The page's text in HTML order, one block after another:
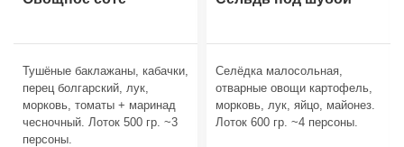
Тушёные баклажаны, кабачки,
перец болгарский, лук,
морковь, томаты + маринад
чесночный. Лоток 500 гр. ~3
персоны.
Селёдка малосольная,
отварные овощи картофель,
морковь, лук, яйцо, майонез.
Лоток 600 гр. ~4 персоны.